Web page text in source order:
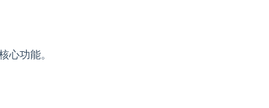
心功能。